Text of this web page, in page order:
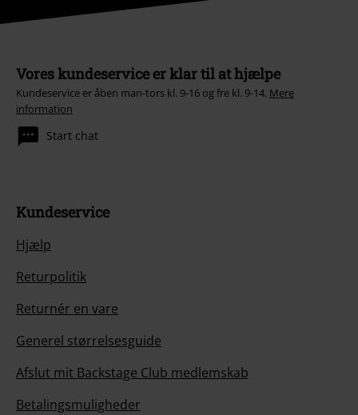
Vores kundeservice er klar til at hjælpe
Kundeservice er åben man-tors kl. 9-16 og fre kl. 9-14. Mere
information
Start chat
Kundeservice
Hjælp
Returpolitik
Returnér en vare
Generel størrelsesguide
Afslut mit Backstage Club medlemskab
Betalingsmuligheder